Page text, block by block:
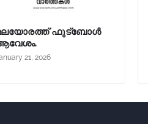
ഫുട്‌ബോൾ
21, 2026